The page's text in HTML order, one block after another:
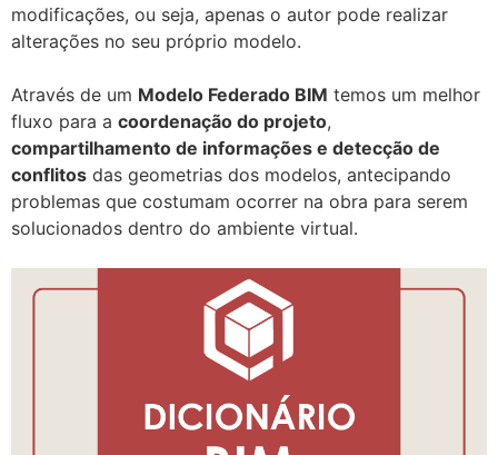
modificações, ou seja, apenas o autor pode realizar
alterações no seu próprio modelo.
Através de um Modelo Federado BIM temos um melhor
fluxo para a coordenação do projeto,
compartilhamento de informações e detecção de
conflitos das geometrias dos modelos, antecipando
problemas que costumam ocorrer na obra para serem
solucionados dentro do ambiente virtual.